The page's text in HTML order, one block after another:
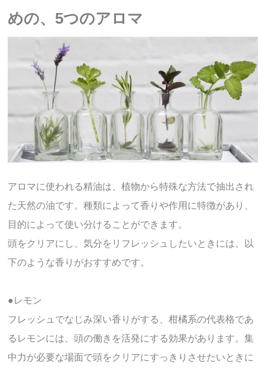
めの、5つのアロマ
アロマに使われる精油は、植物から特殊な方法で抽出され
た天然の油です。種類によって香りや作用に特徴があり、
目的によって使い分けることができます。
頭をクリアにし、気分をリフレッシュしたいときには、以
下のような香りがおすすめです。
●レモン
フレッシュでなじみ深い香りがする、柑橘系の代表格であ
るレモンには、頭の働きを活発にする効果があります。集
中力が必要な場面で頭をクリアにすっきりさせたいときに